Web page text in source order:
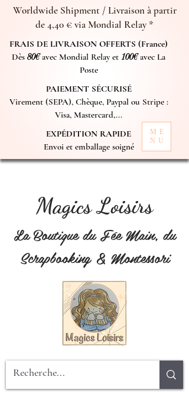
Worldwide Shipment / Livraison à partir
de 4,40 € via Mondial Relay *
FRAIS DE LIVRAISON OFFERTS (France)
Dès 80€avec Mondial Relay et 100€avec La
Poste
PAIEMENT SÉCURISÉ
Virement (SEPA), Chèque, Paypal ou Stripe :
Visa, Mastercard,...
EXPÉDITION RAPIDE
Envoi et emballage soigné
ME
NU
Magics Loisirs
La Boutique du Fée Main, du
Scrapbooking & Montessori